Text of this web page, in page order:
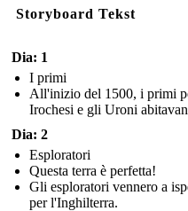
Storyboard Tekst
Dia: 1
I primi
All'inizio del 1500, i primi
Irochesi e gli Uroni
Dia: 2
Esploratori
Questa terra è perfetta!
Gli esploratori vennero a
per l'Inghilterra.